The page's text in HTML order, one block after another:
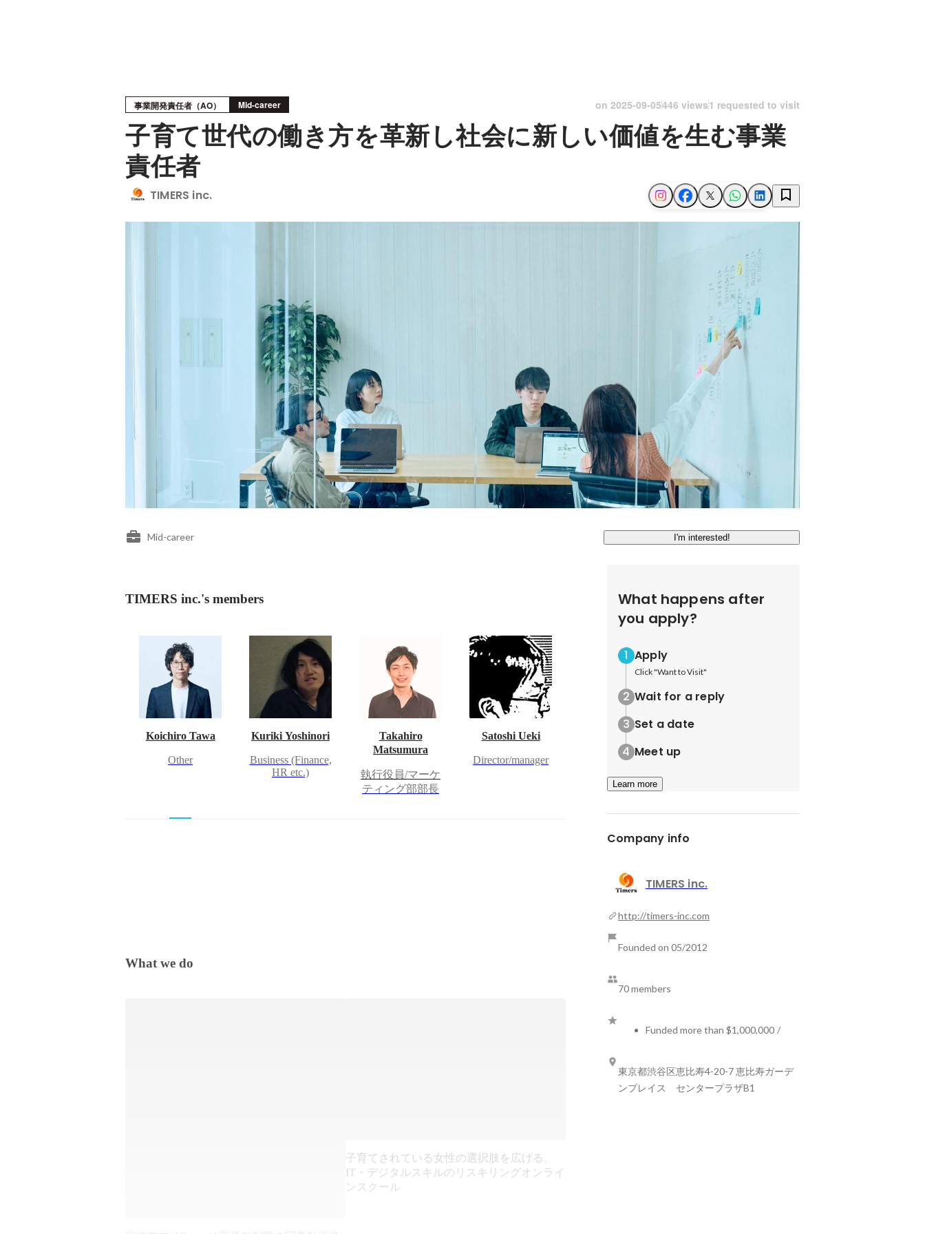
事業開発責任者（AO） Mid-career on 2025-09-05446 views1 requested to visit
子育て世代の働き方を革新し社会に新しい価値を生む事業
責任者
TIMERS inc.
Mid-career I'm interested!
TIMERS inc.'s members
Koichiro Tawa
Other
Kuriki Yoshinori
Business (Finance,
HR etc.)
Takahiro
Matsumura
執行役員/マーケ
ティング部部長
Satoshi Ueki
Director/manager
What we do
子育てされている女性の選択肢を広げる、
IT・デジタルスキルのリスキリングオンライ
ンスクール
What happens after
you apply?
Apply
Click "Want to Visit"
Wait for a reply
Set a date
Meet up
Learn more
Company info
TIMERS inc.
http://timers-inc.com
Founded on 05/2012
70 members
Funded more than $1,000,000 /
東京都渋谷区恵比寿4-20-7 恵比寿ガーデ
ンプレイス センタープラザB1